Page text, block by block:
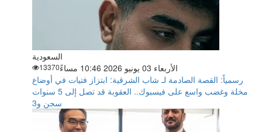
السعودية
الأربعاء 03 يونيو 2026 10:46 مساءً
13370
رسمياً: القصة الصادمة لـ شاب الشرقية: ابتزاز فتيات في أوضاع
مخلة وغضب واسع على فيسبوك.. العقوبة قد تصل إلى 5 سنوات
سجن و3